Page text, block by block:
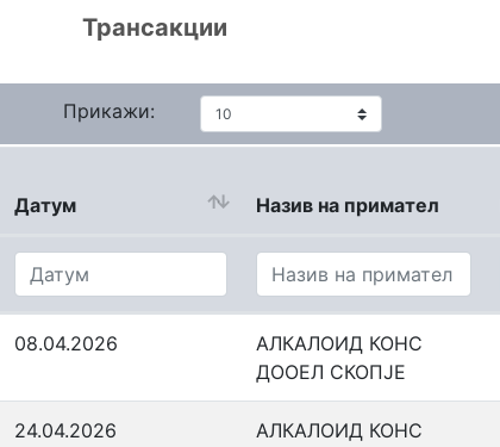
Трансакции
Прикажи:
Датум Назив на примател
08.04.2026
АЛКАЛОИД КОНС
ДООЕЛ СКОПЈЕ
24.04.2026
АЛКАЛОИД КОНС